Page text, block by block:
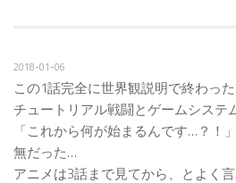
2018-01-06
この1話完全に世界観説明で終わっ
チュートリアル戦闘とゲームシステ
「これから何が始まるんです…？！
無だった…
アニメは3話まで見てから、とよく言